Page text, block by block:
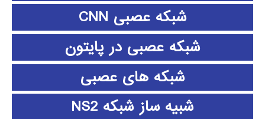
شبکه عصبی CNN
شبکه عصبی در پایتون
شبکه های عصبی
شبیه ساز شبکه NS2